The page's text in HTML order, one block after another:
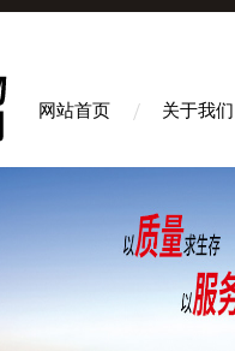
网站首页 关于我们